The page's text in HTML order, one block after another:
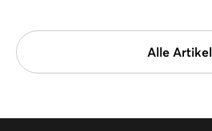
Alle Artikel